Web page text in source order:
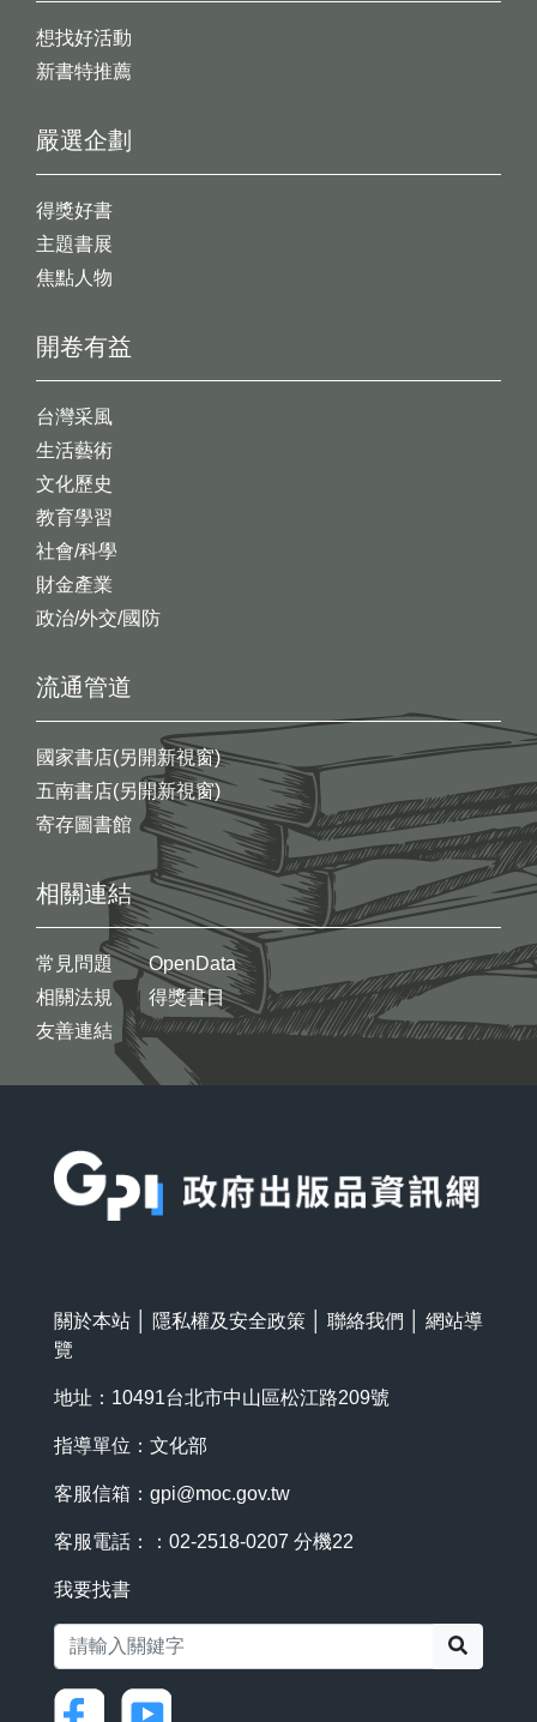
想找好活動
新書特推薦
開卷有益
台灣采風
生活藝術
文化歷史
教育學習
社會/科學
財金產業
政治/外交/國防
嚴選企劃
得獎好書
主題書展
焦點人物
流通管道
國家書店(另開新視窗)
五南書店(另開新視窗)
寄存圖書館
相關連結
常見問題
相關法規
友善連結
OpenData
得獎書目
關於本站 隱私權及安全政策 聯絡我們
網站導
覽
地址：10491台北市中山區松江路209號
指導單位：文化部
客服信箱： gpi@moc.gov.tw
客服電話：：02-2518-0207 分機22
我要找書